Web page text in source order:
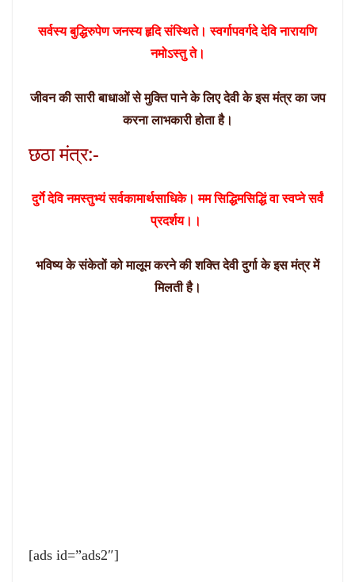
सर्वस्य बुद्धिरुपेण जनस्य हृदि संस्थिते। स्वर्गापवर्गदे देवि नारायणि
नमोऽस्तु ते।
जीवन की सारी बाधाओं से मुक्ति पाने के लिए देवी के इस मंत्र का जप
करना लाभकारी होता है।
छठा मंत्र:-
दुर्गे देवि नमस्तुभ्यं सर्वकामार्थसाधिके। मम सिद्धिमसिद्धिं वा स्वप्ने सर्वं
प्रदर्शय।।
भविष्य के संकेतों को मालूम करने की शक्ति देवी दुर्गा के इस मंत्र में
मिलती है।
[ads id=”ads2″]